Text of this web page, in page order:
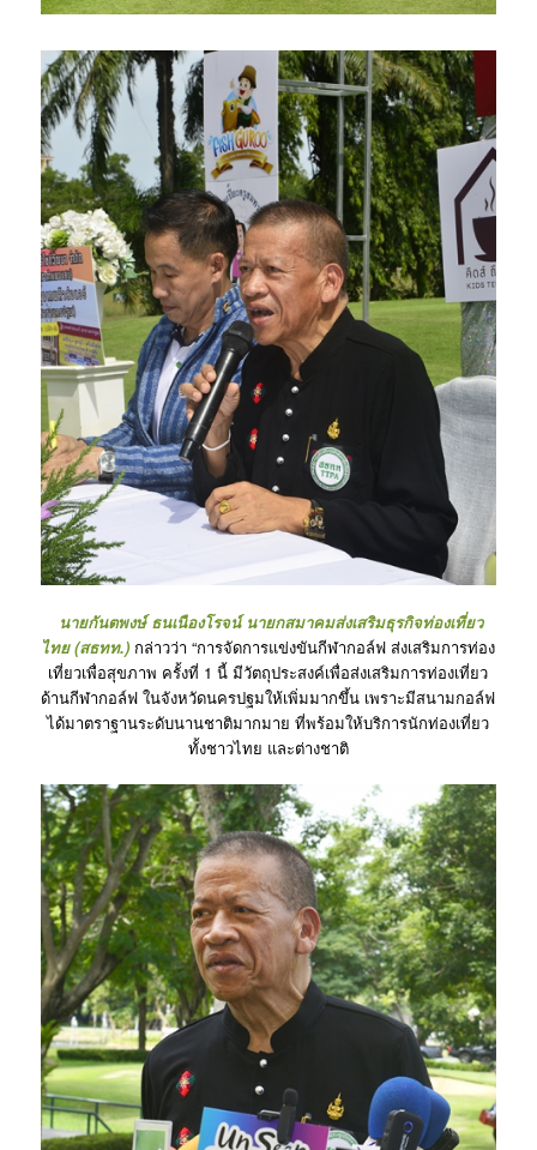
นายกันตพงษ์ ธนเนืองโรจน์ นายกสมาคมส่งเสริมธุรกิจท่องเที่ยว
ไทย (สธทท.) กล่าวว่า “การจัดการแข่งขันกีฬากอล์ฟ ส่งเสริมการท่อง
เที่ยวเพื่อสุขภาพ ครั้งที่ 1 นี้ มีวัตถุประสงค์เพื่อส่งเสริมการท่องเที่ยว
ด้านกีฬากอล์ฟ ในจังหวัดนครปฐมให้เพิ่มมากขึ้น เพราะมีสนามกอล์ฟ
ได้มาตราฐานระดับนานชาติมากมาย ที่พร้อมให้บริการนักท่องเที่ยว
ทั้งชาวไทย และต่างชาติ